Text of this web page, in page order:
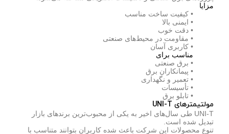
مزایا
• کیفیت ساخت مناسب
• ایمنی بالا
• دقت خوب
• مقاومت در محیط‌های صنعتی
• کاربری آسان
مناسب برای
• برق صنعتی
• پیمانکاران برق
• تعمیر و نگهداری
• تأسیسات
• تابلو برق
مولتیمترهای UNI-T
UNI-T طی سال‌های اخیر به یکی از محبوب‌ترین برندهای بازار
تبدیل شده است.
تنوع محصولات این شرکت باعث شده کاربران بتوانند متناسب با